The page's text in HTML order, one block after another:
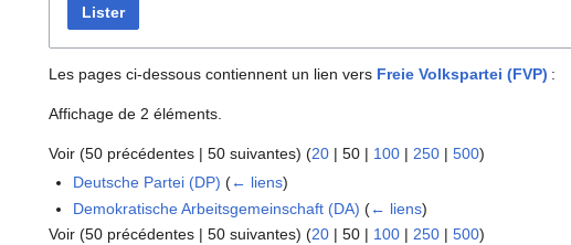
Lister
Les pages ci-dessous contiennent un lien vers Freie Volkspartei (FVP) :
Affichage de 2 éléments.
Voir (50 précédentes | 50 suivantes) (20 | 50 | 100 | 250 | 500)
Deutsche Partei (DP) (← liens)
Demokratische Arbeitsgemeinschaft (DA) (← liens)
Voir (50 précédentes | 50 suivantes) (20 | 50 | 100 | 250 | 500)